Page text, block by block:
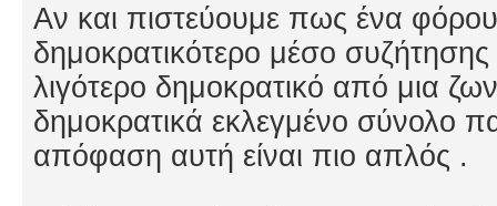
Αν και πιστεύουμε πως ένα
δημοκρατικότερο μέσο συζήτησης
λιγότερο δημοκρατικό από μια
δημοκρατικά εκλεγμένο σύνολο
απόφαση αυτή είναι πιο απλός .